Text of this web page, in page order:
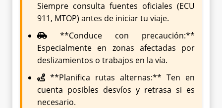
Siempre consulta fuentes oficiales (ECU
911, MTOP) antes de iniciar tu viaje.
**Conduce con precaución:**
Especialmente en zonas afectadas por
deslizamientos o trabajos en la vía.
**Planifica rutas alternas:** Ten en
cuenta posibles desvíos y retrasa si es
necesario.